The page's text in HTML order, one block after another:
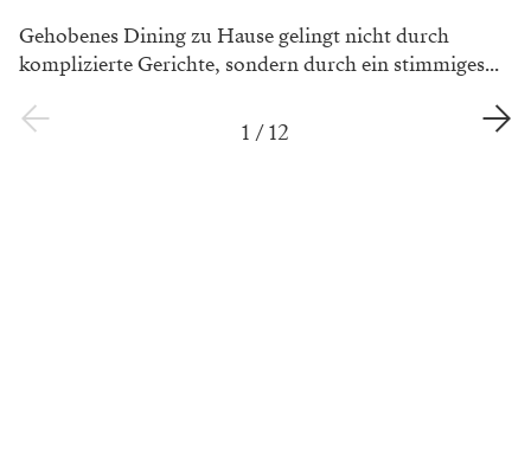
Gehobenes Dining zu Hause gelingt nicht durch
komplizierte Gerichte, sondern durch ein stimmiges...
1 /12